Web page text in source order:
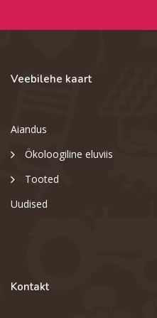
Veebilehe kaart
Aiandus
Ökoloogiline eluviis
Tooted
Uudised
Kontakt